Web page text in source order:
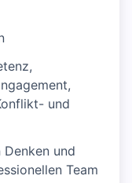
und
und
Team